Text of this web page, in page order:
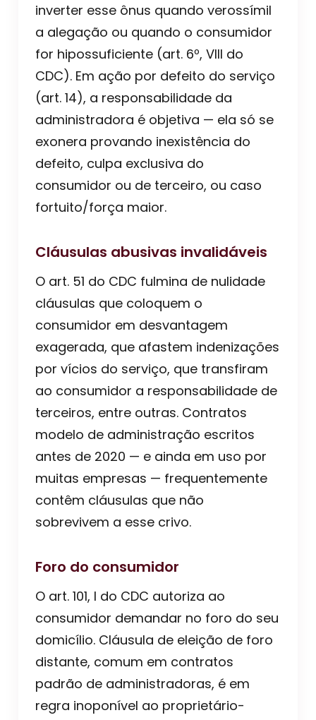
inverter esse ônus quando verossímil
a alegação ou quando o consumidor
for hipossuficiente (art. 6º, VIII do
CDC). Em ação por defeito do serviço
(art. 14), a responsabilidade da
administradora é objetiva — ela só se
exonera provando inexistência do
defeito, culpa exclusiva do
consumidor ou de terceiro, ou caso
fortuito/força maior.
Cláusulas abusivas invalidáveis
O art. 51 do CDC fulmina de nulidade
cláusulas que coloquem o
consumidor em desvantagem
exagerada, que afastem indenizações
por vícios do serviço, que transfiram
ao consumidor a responsabilidade de
terceiros, entre outras. Contratos
modelo de administração escritos
antes de 2020 — e ainda em uso por
muitas empresas — frequentemente
contêm cláusulas que não
sobrevivem a esse crivo.
Foro do consumidor
O art. 101, I do CDC autoriza ao
consumidor demandar no foro do seu
domicílio. Cláusula de eleição de foro
distante, comum em contratos
padrão de administradoras, é em
regra inoponível ao proprietário-